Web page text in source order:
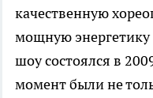
качественную
мощную
шоу состоялся в
момент были не